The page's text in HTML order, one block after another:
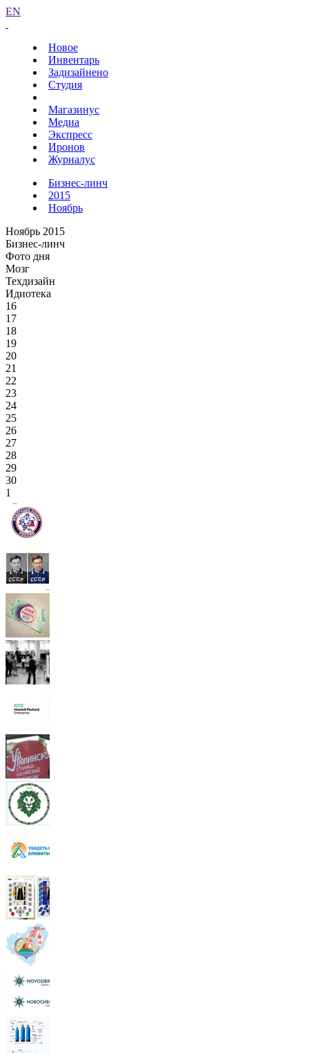
EN
Новое
Инвентарь
Задизайнено
Студия
Магазинус
Медиа
Экспресс
Иронов
Журналус
Бизнес-линч
2015
Ноябрь
Ноябрь 2015
Бизнес-линч
Фото дня
Мозг
Техдизайн
Идиотека
16
17
18
19
20
21
22
23
24
25
26
27
28
29
30
1